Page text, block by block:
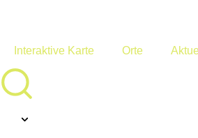
Interaktive Karte Orte